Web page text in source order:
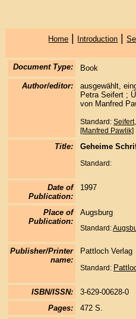
Home | Introduction |
Document Type:
Book
Author/editor:
ausgewählt,
Petra Seifert ;
von Manfred
Standard:
[Manfred Pawlik]
Title: Geheime
Standard:
Date of
Publication:
1997
Place of
Publication:
Augsburg
Standard:
Publisher/Printer
name:
Pattloch Verlag
Standard:
ISBN/ISSN:
3-629-00628-0
Pages:
472 S.